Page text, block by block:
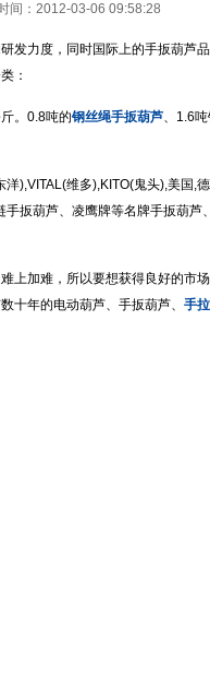
：2012-03-06 09:58:28
发力度，同时国际上的手扳葫芦
：
。0.8吨的钢丝绳手扳葫芦、1.6
),VITAL(维多),KITO(鬼头),美国,
扳葫芦、凌鹰牌等名牌手扳葫芦
上加难，所以要想获得良好的市
十年的电动葫芦、手扳葫芦、 手